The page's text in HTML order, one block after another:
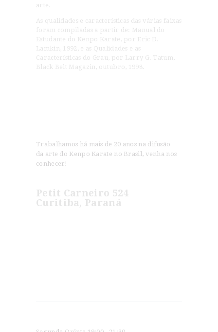
arte.
As qualidades e características das várias faixas
foram compiladas a partir de: Manual do
Estudante do Kenpo Karate, por Eric D.
Lamkin, 1992, e as Qualidades e as
Características do Grau, por Larry G. Tatum,
Black Belt Magazin, outubro, 1998.
Trabalhamos há mais de 20 anos na difusão
da arte do Kenpo Karate no Brasil, venha nos
conhecer!
Petit Carneiro 524
Curitiba, Paraná